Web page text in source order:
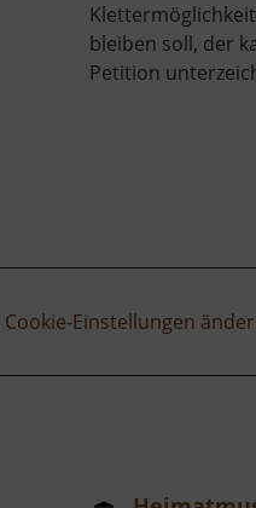
bleiben soll, der
Petition
Cookie-Einstellungen